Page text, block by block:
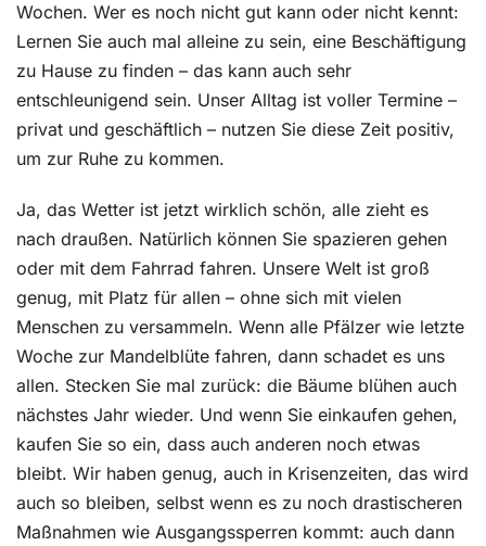
Wochen. Wer es noch nicht gut kann oder nicht kennt:
Lernen Sie auch mal alleine zu sein, eine Beschäftigung
zu Hause zu finden – das kann auch sehr
entschleunigend sein. Unser Alltag ist voller Termine –
privat und geschäftlich – nutzen Sie diese Zeit positiv,
um zur Ruhe zu kommen.
Ja, das Wetter ist jetzt wirklich schön, alle zieht es
nach draußen. Natürlich können Sie spazieren gehen
oder mit dem Fahrrad fahren. Unsere Welt ist groß
genug, mit Platz für allen – ohne sich mit vielen
Menschen zu versammeln. Wenn alle Pfälzer wie letzte
Woche zur Mandelblüte fahren, dann schadet es uns
allen. Stecken Sie mal zurück: die Bäume blühen auch
nächstes Jahr wieder. Und wenn Sie einkaufen gehen,
kaufen Sie so ein, dass auch anderen noch etwas
bleibt. Wir haben genug, auch in Krisenzeiten, das wird
auch so bleiben, selbst wenn es zu noch drastischeren
Maßnahmen wie Ausgangssperren kommt: auch dann